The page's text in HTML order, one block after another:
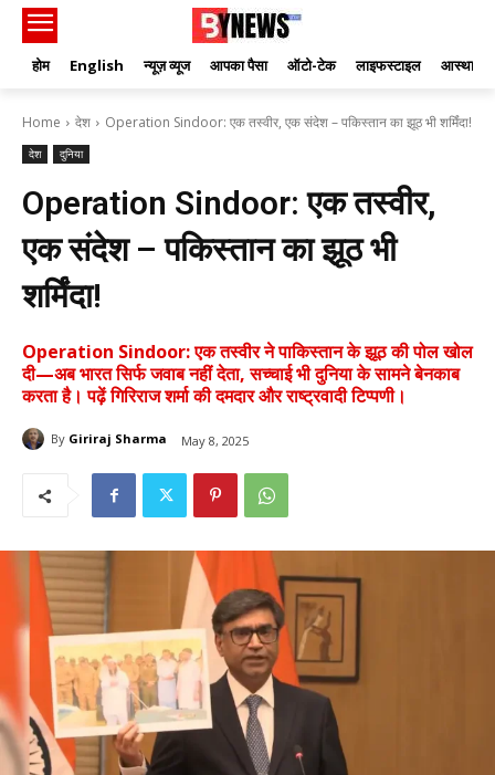
होम English न्यूज़ व्यूज आपका पैसा ऑटो-टेक लाइफस्टाइल आस्था
Home देश Operation Sindoor: एक तस्वीर, एक संदेश – पकिस्तान का झूठ भी शर्मिंदा!
देश दुनिया
Operation Sindoor: एक तस्वीर,
एक संदेश – पकिस्तान का झूठ भी
शर्मिंदा!
Operation Sindoor: एक तस्वीर ने पाकिस्तान के झूठ की पोल खोल
दी—अब भारत सिर्फ जवाब नहीं देता, सच्चाई भी दुनिया के सामने बेनकाब
करता है। पढ़ें गिरिराज शर्मा की दमदार और राष्ट्रवादी टिप्पणी।
By Giriraj Sharma May 8, 2025